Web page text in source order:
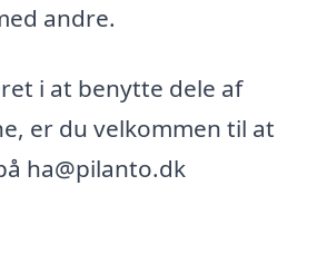
andre.
i at benytte dele af
er du velkommen til at
ha@pilanto.dk